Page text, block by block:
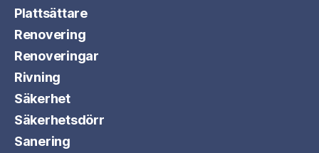
Plattsättare
Renovering
Renoveringar
Rivning
Säkerhet
Säkerhetsdörr
Sanering